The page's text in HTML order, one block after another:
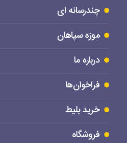
چندرسانه ای
موزه سپاهان
درباره ما
فراخوان‌ها
خرید بلیط
فروشگاه